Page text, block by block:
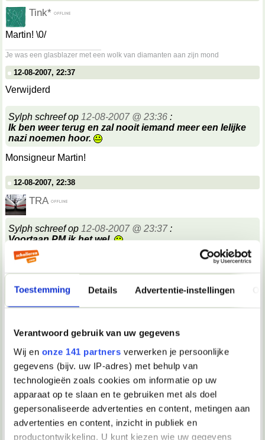
Toestemming Details Advertentie-instellingen
Verantwoord gebruik van uw gegevens
Wij en onze 141 partners verwerken je persoonlijke
gegevens (bijv. uw IP-adres) met behulp van
technologieën zoals cookies om informatie op uw
apparaat op te slaan en te gebruiken met als doel
gepersonaliseerde advertenties en content, metingen aan
advertenties en content, inzicht in publiek en
productontwikkeling. U kunt kiezen wie uw gegevens
Tink*
Martin! \0/
Je was een glasblazer met een wolk van diamanten aan zijn mond
12-08-2007, 22:37
Verwijderd
Sylph schreef op 12-08-2007 @ 23:36 :
Ik ben weer terug en zal nooit iemand meer een lelijke
nazi noemen hoor.
Monsigneur Martin!
12-08-2007, 22:38
TRA
Sylph schreef op 12-08-2007 @ 23:37:
Voortaan PM ik het wel.
"#25 maart 2005: Quiana is op De Kantine vervangen door PV"
12-08-2007, 22:38
Stefenootje, je moet niet zoveel nadenken over wat andere
mensen misschien wel niet zouden kunnen denken.
is alleen maar vermoeiend. Gewoon doen wat jij wilt en
/caren wat anderen denken!
__________________
Je was een glasblazer met een wolk van diamanten aan zijn mond
12-08-2007, 22:38
TRA